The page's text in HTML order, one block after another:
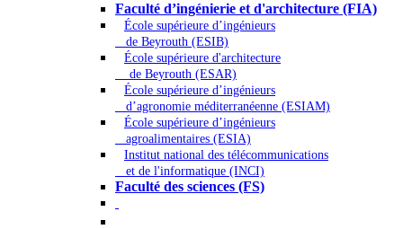
Faculté d’ingénierie et d'architecture (FIA)
École supérieure d’ingénieurs
de Beyrouth (ESIB)
École supérieure d'architecture
de Beyrouth (ESAR)
École supérieure d’ingénieurs
d’agronomie méditerranéenne (ESIAM)
École supérieure d’ingénieurs
agroalimentaires (ESIA)
Institut national des télécommunications
et de l'informatique (INCI)
Faculté des sciences (FS)